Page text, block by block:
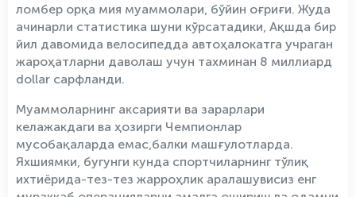
ломбер орқа мия муаммолари, бўйин оғриғи. Жуда
ачинарли статистика шуни кўрсатадики, Ақшда бир
йил давомида велосипедда автоҳалокатга учраган
жароҳатларни даволаш учун тахминан 8 миллиард
dollar сарфланди.
Муаммоларнинг аксарияти ва зарарлари
келажакдаги ва ҳозирги Чемпионлар
мусобақаларда емас,балки машғулотларда.
Яхшиямки, бугунги кунда спортчиларнинг тўлиқ
ихтиёрида-тез-тез жарроҳлик аралашувисиз енг